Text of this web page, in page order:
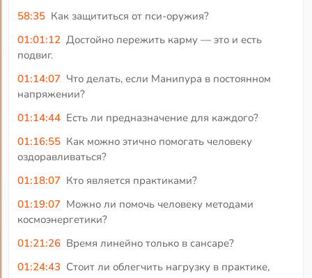
58:35 Как защититься от пси-оружия?
01:01:12 Достойно пережить карму — это и есть
подвиг.
01:14:07 Что делать, если Манипура в постоянном
напряжении?
01:14:44 Есть ли предназначение для каждого?
01:16:55 Как можно этично помогать человеку
оздоравливаться?
01:18:07 Кто является практиками?
01:19:07 Можно ли помочь человеку методами
космоэнергетики?
01:21:26 Время линейно только в сансаре?
01:24:43 Стоит ли облегчить нагрузку в практике,